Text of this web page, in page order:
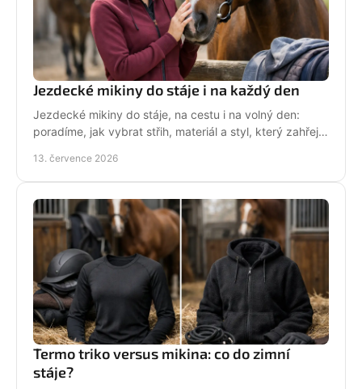
Jezdecké mikiny do stáje i na každý den
Jezdecké mikiny do stáje, na cestu i na volný den:
poradíme, jak vybrat střih, materiál a styl, který zahřeje
13. července 2026
Termo triko versus mikina: co do zimní
stáje?